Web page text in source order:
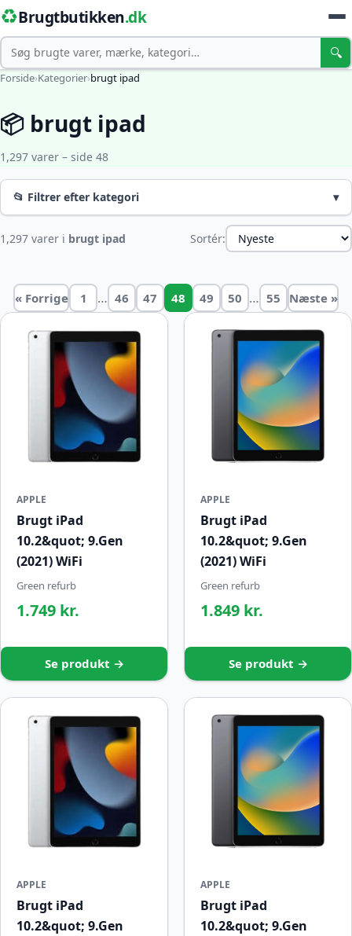
♻️Brugtbutikken.dk
Søg 🔍
Forside›Kategorier›brugt ipad
📦 brugt ipad
1,297 varer – side 48
📂 Filtrer efter kategori ▾
1,297 varer i brugt ipad Sortér:
« Forrige 1 … 46 47 48 49 50 … 55 Næste »
APPLE
Brugt iPad
10.2&quot; 9.Gen
(2021) WiFi
Green refurb
1.749 kr.
Se produkt →
APPLE
Brugt iPad
10.2&quot; 9.Gen
(2021) WiFi
Green refurb
1.849 kr.
Se produkt →
APPLE
Brugt iPad
10.2&quot; 9.Gen
APPLE
Brugt iPad
10.2&quot; 9.Gen